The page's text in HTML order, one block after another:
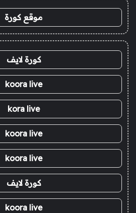
موقع كورة
كورة لايف
koora live
kora live
koora live
koora live
كورة لايف
koora live